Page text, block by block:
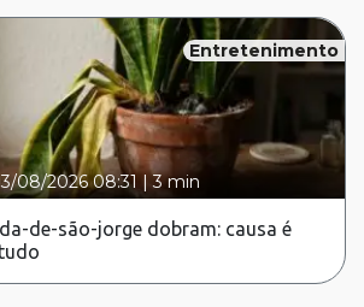
Entretenimento
08/2026 08:31 |3 min
de-são-jorge dobram: causa é